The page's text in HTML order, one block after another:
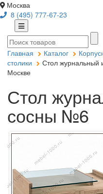
Москва
8 (495) 777-67-23
Главная Каталог
столики
Стол журнальный
Москве
Стол
сосны №6